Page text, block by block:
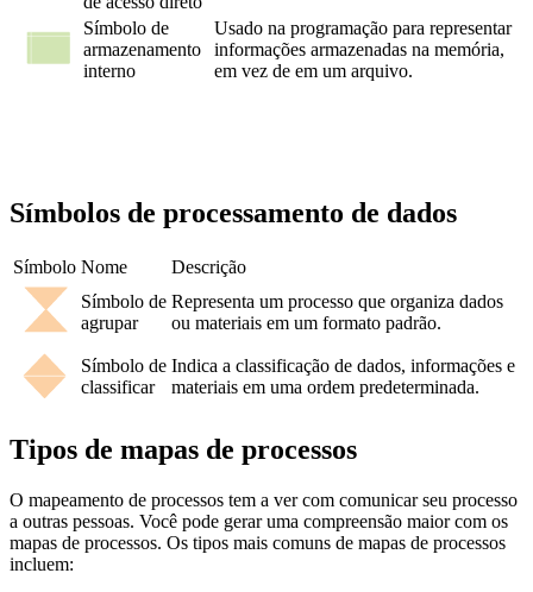
Símbolo de
armazenamento
interno
Usado na programação para representar
informações armazenadas na memória,
em vez de em um arquivo.
Símbolos de processamento de dados
Símbolo Nome
Descrição
Símbolo de
agrupar
Representa um processo que organiza dados
ou materiais em um formato padrão.
Símbolo de
classificar
Indica a classificação de dados, informações e
materiais em uma ordem predeterminada.
Tipos de mapas de processos
O mapeamento de processos tem a ver com comunicar seu processo
a outras pessoas. Você pode gerar uma compreensão maior com os
mapas de processos. Os tipos mais comuns de mapas de processos
incluem: